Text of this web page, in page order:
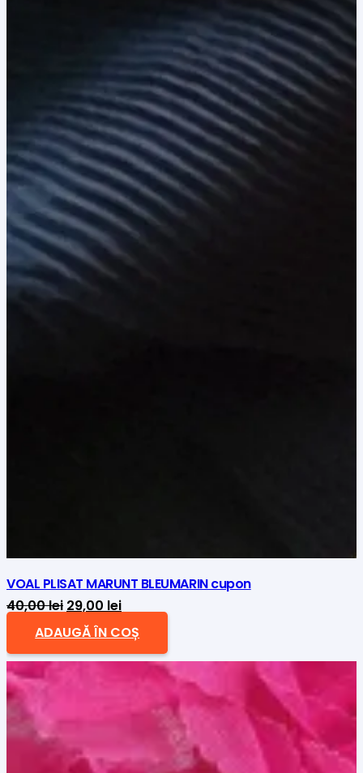
VOAL PLISAT MARUNT BLEUMARIN cupon
40,00lei Prețul
inițial
a
29,00 leiPrețul
curent
este:
29,00 lei.
ADAUGĂ ÎN COȘ